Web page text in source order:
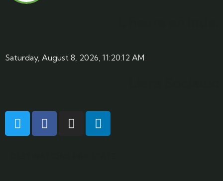
Saturday, August 8, 2026, 11:20:13 AM